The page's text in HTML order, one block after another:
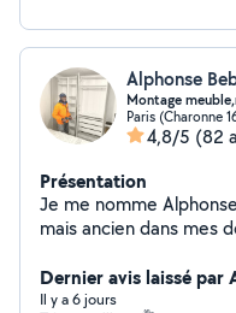
Alphonse
Montage
Paris (Charonne
4,8/5 (82
Présentation
Je me nomme
mais ancien dans mes
Homme fiable,
Dernier avis laissé par
Il y a 6 jours